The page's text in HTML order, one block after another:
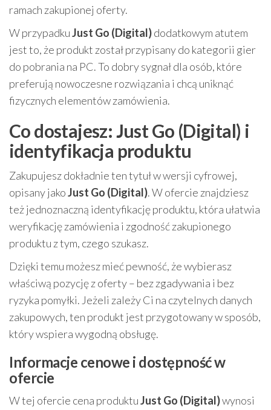
ramach zakupionej oferty.
W przypadkuJust Go (Digital)dodatkowym atutem
jest to, że produkt został przypisany do kategorii gier
do pobrania na PC. To dobry sygnał dla osób, które
preferują nowoczesne rozwiązania i chcą uniknąć
fizycznych elementów zamówienia.
Co dostajesz: Just Go (Digital) i
identyfikacja produktu
Zakupujesz dokładnie ten tytuł w wersji cyfrowej,
opisany jakoJust Go (Digital). W ofercie znajdziesz
też jednoznaczną identyfikację produktu, która ułatwia
weryfikację zamówienia i zgodność zakupionego
produktu z tym, czego szukasz.
Dzięki temu możesz mieć pewność, że wybierasz
właściwą pozycję z oferty – bez zgadywania i bez
ryzyka pomyłki. Jeżeli zależy Ci na czytelnych danych
zakupowych, ten produkt jest przygotowany w sposób,
który wspiera wygodną obsługę.
Informacje cenowe i dostępność w
ofercie
W tej ofercie cena produktuJust Go (Digital)wynosi